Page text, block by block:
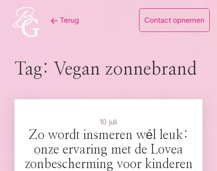
content
Terug Contact opnemen
Tag: Vegan zonnebrand
10 juli
Zo wordt insmeren wél leuk:
onze ervaring met de Lovea
zonbescherming voor kinderen